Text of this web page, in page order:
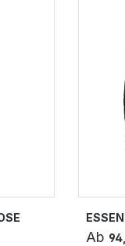
Ab